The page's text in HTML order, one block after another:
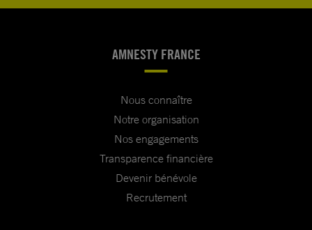
AMNESTY FRANCE
Nous connaître
Notre organisation
Nos engagements
Transparence financière
Devenir bénévole
Recrutement